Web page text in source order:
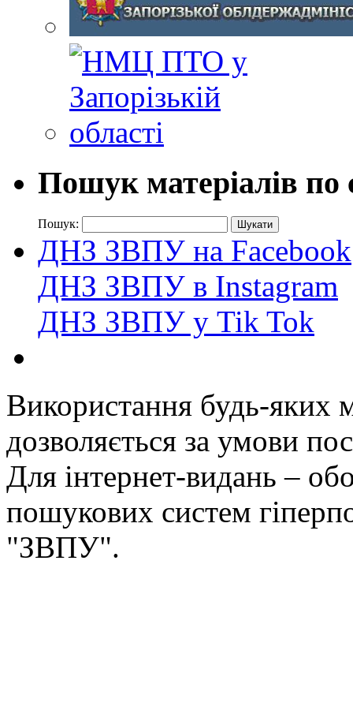
Пошук матеріалів по
Пошук:
ДНЗ ЗВПУ на Facebook
ДНЗ ЗВПУ в Instagram
ДНЗ ЗВПУ у Tik Tok
Використання будь-яких
дозволяється за умови
Для інтернет-видань –
пошукових систем
"ЗВПУ".